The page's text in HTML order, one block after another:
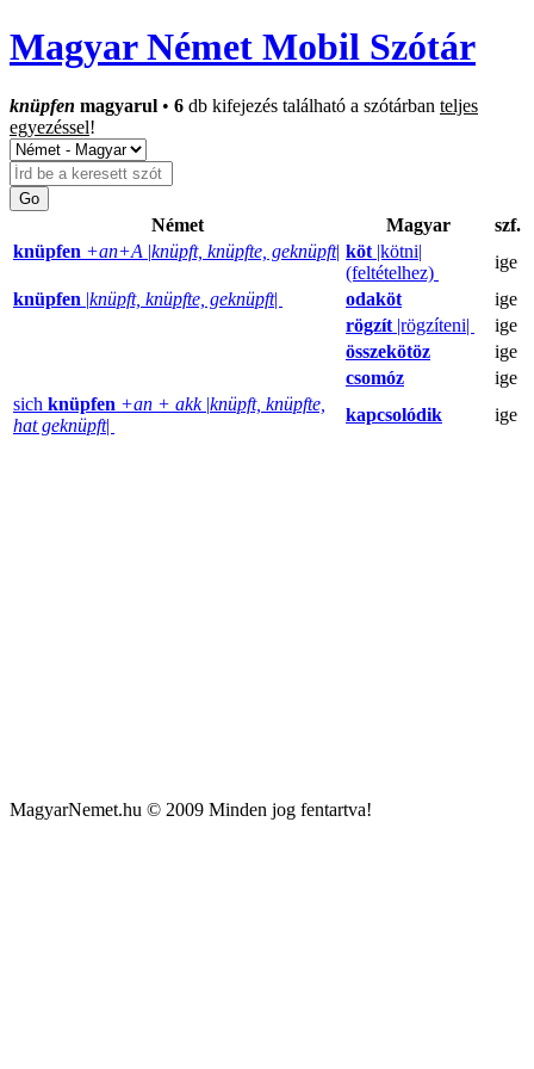
Magyar Német Mobil Szótár
knüpfen magyarul • 6 db kifejezés található a szótárban teljes
egyezéssel!
Német Magyar
szf.
knüpfen +an+A |knüpft, knüpfte, geknüpft| köt |kötni|
(feltételhez)
ige
knüpfen |knüpft, knüpfte, geknüpft| odaköt
ige
rögzít |rögzíteni|
ige
összekötöz
ige
csomóz
ige
sich knüpfen +an + akk|knüpft, knüpfte,
hat geknüpft|
kapcsolódik ige
MagyarNemet.hu © 2009 Minden jog fentartva!